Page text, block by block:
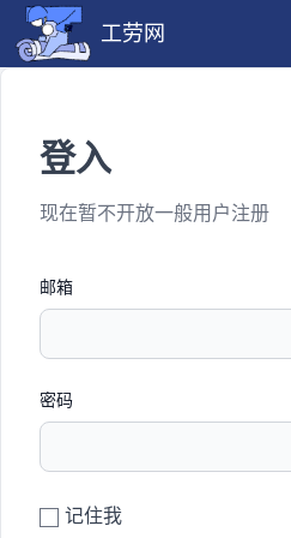
工劳网
登入
现在暂不开放一般用户注册
邮箱
密码
记住我